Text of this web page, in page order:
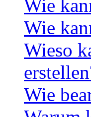
Wie
Wie
Wieso
Wie